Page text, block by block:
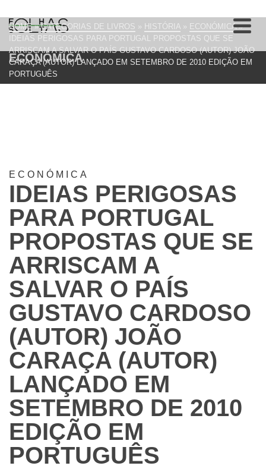
ECONÓMICA
HOME » CATEGORIAS DE LIVROS » HISTÓRIA » ECONÓMICA »
IDEIAS PERIGOSAS PARA PORTUGAL PROPOSTAS QUE SE
ARRISCAM A SALVAR O PAÍS GUSTAVO CARDOSO (AUTOR) JOÃO
CARAÇA (AUTOR) LANÇADO EM SETEMBRO DE 2010 EDIÇÃO EM
PORTUGUÊS
ECONÓMICA
IDEIAS PERIGOSAS
PARA PORTUGAL
PROPOSTAS QUE SE
ARRISCAM A
SALVAR O PAÍS
GUSTAVO CARDOSO
(AUTOR) JOÃO
CARAÇA (AUTOR)
LANÇADO EM
SETEMBRO DE 2010
EDIÇÃO EM
PORTUGUÊS